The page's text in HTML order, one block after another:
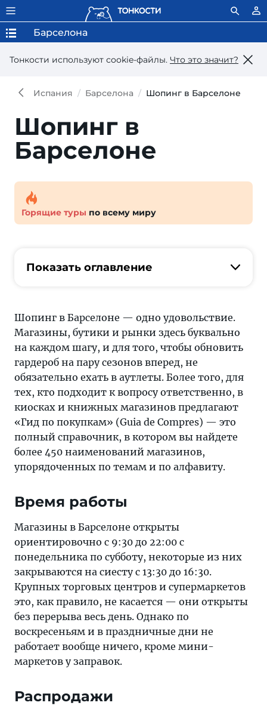
Тонкости используют сookie-файлы. Что это значит?
Барселона
Испания Барселона Шопинг в Барселоне
Шопинг в
Барселоне
Горящие туры по всему миру
Показать оглавление
Шопинг в Барселоне — одно удовольствие.
Магазины, бутики и рынки здесь буквально
на каждом шагу, и для того, чтобы обновить
гардероб на пару сезонов вперед, не
обязательно ехать в аутлеты. Более того, для
тех, кто подходит к вопросу ответственно, в
киосках и книжных магазинов предлагают
«Гид по покупкам» (Guia de Compres) — это
полный справочник, в котором вы найдете
более 450 наименований магазинов,
упорядоченных по темам и по алфавиту.
Время работы
Магазины в Барселоне открыты
ориентировочно с 9:30 до 22:00 с
понедельника по субботу, некоторые из них
закрываются на сиесту с 13:30 до 16:30.
Крупных торговых центров и супермаркетов
это, как правило, не касается — они открыты
без перерыва весь день. Однако по
воскресеньям и в праздничные дни не
работает вообще ничего, кроме мини-
маркетов у заправок.
Распродажи